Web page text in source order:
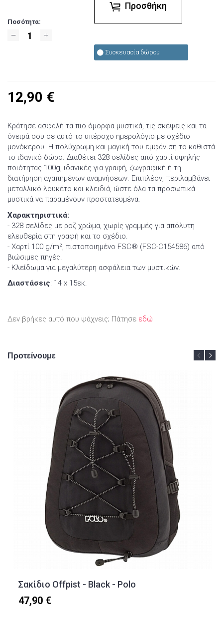
Ποσότητα:
Προσθήκη
Συσκευασία δώρου
12,90 €
Κράτησε ασφαλή τα πιο όμορφα μυστικά, τις σκέψεις και τα
όνειρά σου σε αυτό το υπέροχο ημερολόγιο με σχέδιο
μονόκερου. Η πολύχρωμη και μαγική του εμφάνιση το καθιστά
το ιδανικό δώρο. Διαθέτει 328 σελίδες από χαρτί υψηλής
ποιότητας 100g, ιδανικές για γραφή, ζωγραφική ή τη
διατήρηση αγαπημένων αναμνήσεων. Επιπλέον, περιλαμβάνει
μεταλλικό λουκέτο και κλειδιά, ώστε όλα τα προσωπικά
μυστικά να παραμένουν προστατευμένα.
Χαρακτηριστικά:
- 328 σελίδες με ροζ χρώμα, χωρίς γραμμές για απόλυτη
ελευθερία στη γραφή και το σχέδιο.
- Χαρτί 100 g/m², πιστοποιημένο FSC® (FSC-C154586) από
βιώσιμες πηγές.
- Κλείδωμα για μεγαλύτερη ασφάλεια των μυστικών.
Διαστάσεις: 14 x 15εκ.
Δεν βρήκες αυτό που ψάχνεις; Πάτησε εδώ
Προτείνουμε
Σακίδιο Offpist - Black - Polo
47,90 €